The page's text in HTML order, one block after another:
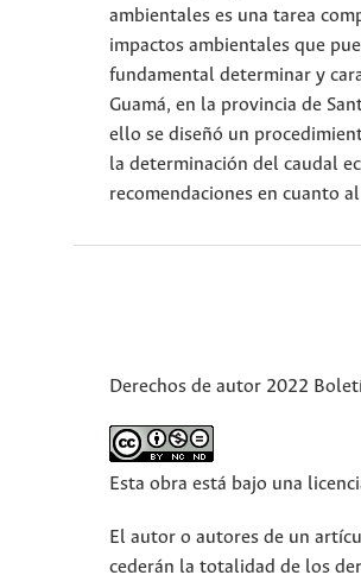
ambientales es una tarea
impactos ambientales que
fundamental determinar y
Guamá, en la provincia de
ello se diseñó un
la determinación del caudal
recomendaciones en cuanto
Derechos de autor 2022
Esta obra está bajo una
El autor o autores de un
cederán la totalidad de los